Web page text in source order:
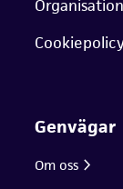
Genvägar
Om oss